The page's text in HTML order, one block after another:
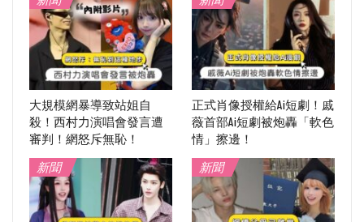
大規模網暴導致站姐自
殺！西村力演唱會發言遭
審判！網怒斥無恥！
正式肖像授權給Ai短劇！戚
薇首部Ai短劇被炮轟「軟色
情」擦邊！
新聞
新聞